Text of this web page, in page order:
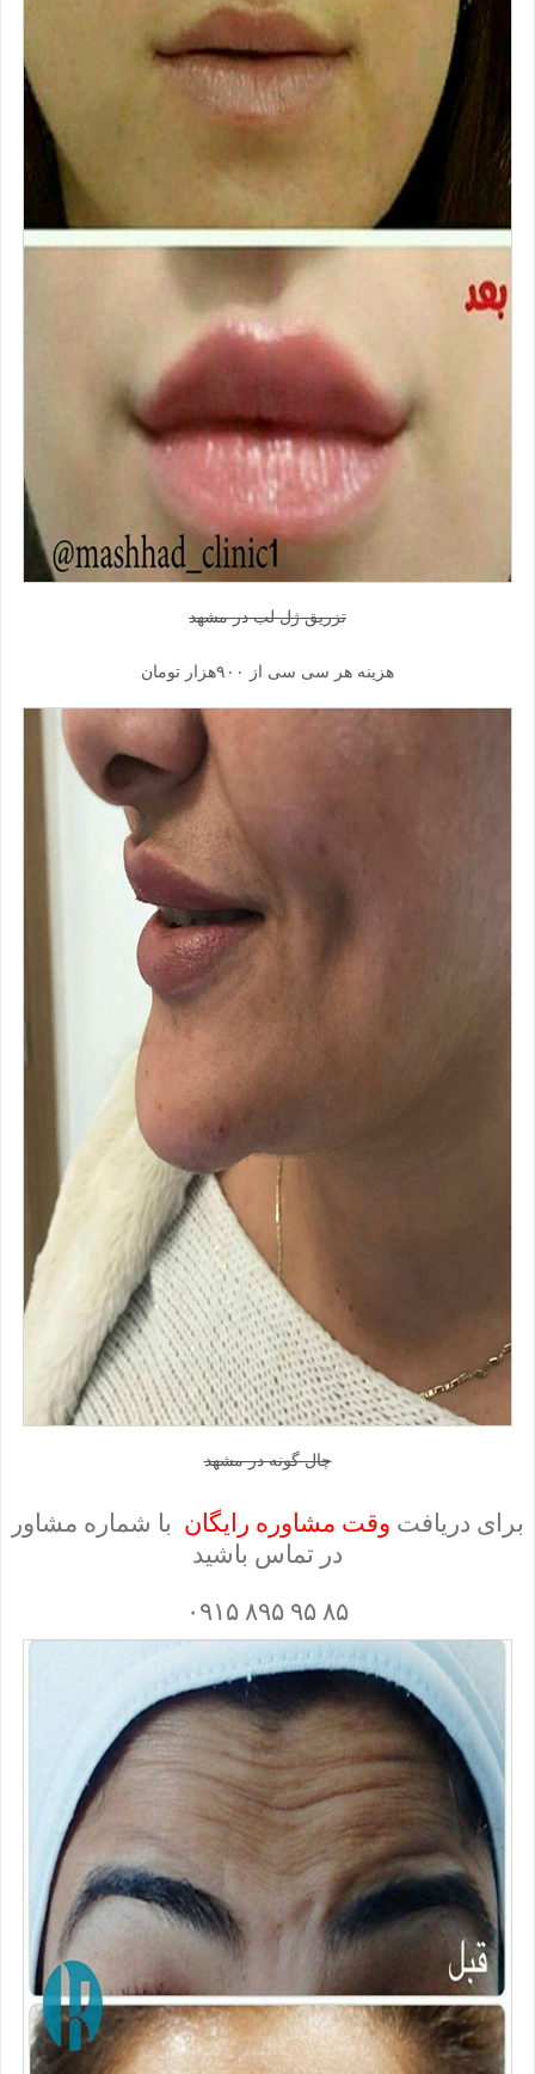
تزریق ژل لب در مشهد
هزینه هر سی سی از ۹۰۰هزار تومان
چال گونه در مشهد
برای دریافت وقت مشاوره رایگان با شماره مشاور
در تماس باشید
۸۵ ۹۵ ۸۹۵ ۰۹۱۵